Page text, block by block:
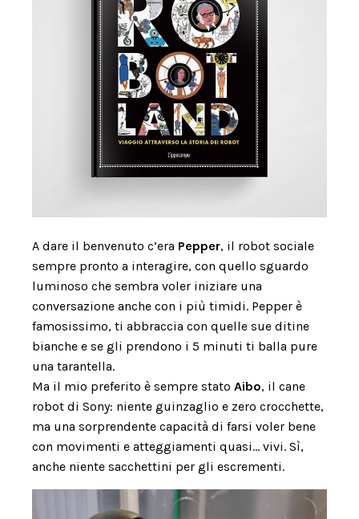
A dare il benvenuto c’era Pepper, il robot sociale
sempre pronto a interagire, con quello sguardo
luminoso che sembra voler iniziare una
conversazione anche con i più timidi. Pepper è
famosissimo, ti abbraccia con quelle sue ditine
bianche e se gli prendono i 5 minuti ti balla pure
una tarantella.
Ma il mio preferito è sempre stato Aibo, il cane
robot di Sony: niente guinzaglio e zero crocchette,
ma una sorprendente capacità di farsi voler bene
con movimenti e atteggiamenti quasi… vivi. Sì,
anche niente sacchettini per gli escrementi.